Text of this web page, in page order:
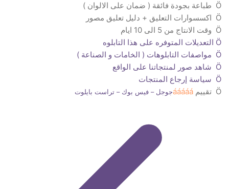
Ö طباعة بجودة فائقة ( ضمان على الالوان )
Ö اكسسوارات التعليق + دليل تعليق مصور
Ö وقت الانتاج من 5 الى 10 ايام
Ö التعديلات المتوفره على هذا التابلوه
Ö مواصفات التابلوهات ( الخامات و الصناعة )
Ö شاهد صور لمنتجاتنا على الواقع
Ö سياسة إرجاع المنتجات
Ö تقييم
áááááجوجل – فيس بوك – تراست بايلوت